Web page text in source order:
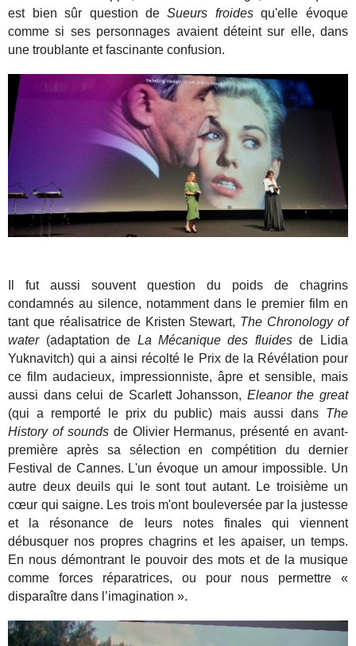
est bien sûr question deSueurs froidesqu'elle évoque
comme si ses personnages avaient déteint sur elle, dans
une troublante et fascinante confusion.
Il fut aussi souvent question du poids de chagrins
condamnés au silence, notamment dans le premier film en
tant que réalisatrice de Kristen Stewart, The Chronology of
water (adaptation de La Mécanique des fluidesde Lidia
Yuknavitch) qui a ainsi récolté le Prix de la Révélation pour
ce film audacieux, impressionniste, âpre et sensible, mais
aussi dans celui de Scarlett Johansson, Eleanor the great
(qui a remporté le prix du public) mais aussi dans The
History of soundsde Olivier Hermanus, présenté en avant-
première après sa sélection en compétition du dernier
Festival de Cannes. L'un évoque un amour impossible. Un
autre deux deuils qui le sont tout autant. Le troisième un
cœur qui saigne. Les trois m'ont bouleversée par la justesse
et la résonance de leurs notes finales qui viennent
débusquer nos propres chagrins et les apaiser, un temps.
En nous démontrant le pouvoir des mots et de la musique
comme forces réparatrices, ou pour nous permettre «
disparaître dans l’imagination ».